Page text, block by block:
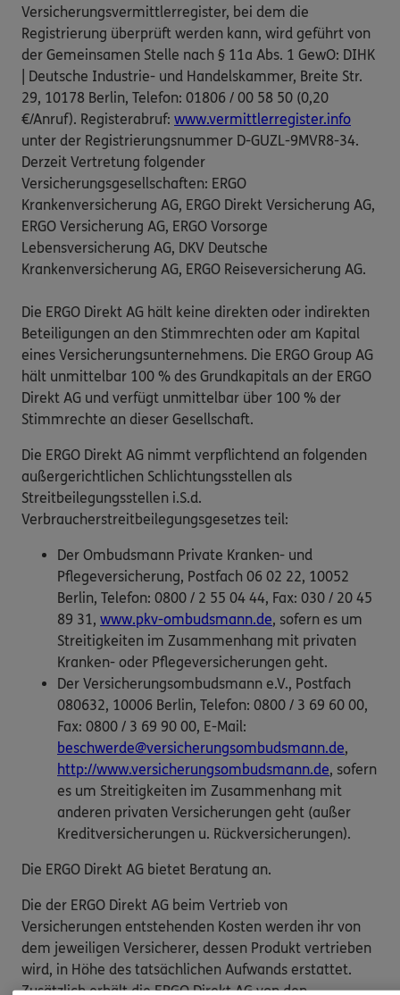
Versicherungsvermittlerregister, bei dem die
Registrierung überprüft werden kann, wird geführt von
der Gemeinsamen Stelle nach § 11a Abs. 1 GewO: DIHK
| Deutsche Industrie- und Handelskammer, Breite Str.
29, 10178 Berlin, Telefon: 01806 / 00 58 50 (0,20
€/Anruf). Registerabruf: www.vermittlerregister.info
unter der Registrierungsnummer D-GUZL-9MVR8-34.
Derzeit Vertretung folgender
Versicherungsgesellschaften: ERGO
Krankenversicherung AG, ERGO Direkt Versicherung AG,
ERGO Versicherung AG, ERGO Vorsorge
Lebensversicherung AG, DKV Deutsche
Krankenversicherung AG, ERGO Reiseversicherung AG.
Die ERGO Direkt AG hält keine direkten oder indirekten
Beteiligungen an den Stimmrechten oder am Kapital
eines Versicherungsunternehmens. Die ERGO Group AG
hält unmittelbar 100 % des Grundkapitals an der ERGO
Direkt AG und verfügt unmittelbar über 100 % der
Stimmrechte an dieser Gesellschaft.
Die ERGO Direkt AG nimmt verpflichtend an folgenden
außergerichtlichen Schlichtungsstellen als
Streitbeilegungsstellen i.S.d.
Verbraucherstreitbeilegungsgesetzes teil:
Der Ombudsmann Private Kranken- und
Pflegeversicherung, Postfach 06 02 22, 10052
Berlin, Telefon: 0800 / 2 55 04 44, Fax: 030 / 20 45
89 31, www.pkv-ombudsmann.de, sofern es um
Streitigkeiten im Zusammenhang mit privaten
Kranken- oder Pflegeversicherungen geht.
Der Versicherungsombudsmann e.V., Postfach
080632, 10006 Berlin, Telefon: 0800 / 3 69 60 00,
Fax: 0800 / 3 69 90 00, E-Mail:
beschwerde@versicherungsombudsmann.de,
http://www.versicherungsombudsmann.de, sofern
es um Streitigkeiten im Zusammenhang mit
anderen privaten Versicherungen geht (außer
Kreditversicherungen u. Rückversicherungen).
Die ERGO Direkt AG bietet Beratung an.
Die der ERGO Direkt AG beim Vertrieb von
Versicherungen entstehenden Kosten werden ihr von
dem jeweiligen Versicherer, dessen Produkt vertrieben
wird, in Höhe des tatsächlichen Aufwands erstattet.
Zusätzlich erhält die ERGO Direkt AG von den